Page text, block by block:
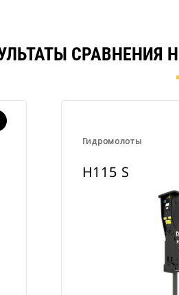
СРАВНЕНИЯ
Гидромолоты
H115 S